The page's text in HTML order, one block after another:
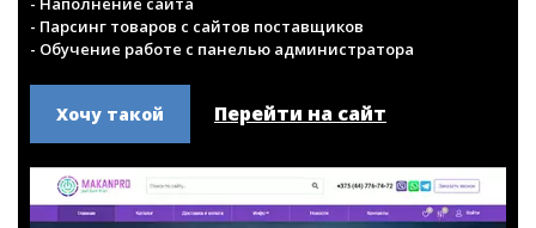
Электротехника и освещение
- Интернет-магазин на готовом решении E-Shop
- Тематический дизайн
- Наполнение сайта
- Парсинг товаров с сайтов поставщиков
- Обучение работе с панелью администратора
Хочу такой Перейти на сайт